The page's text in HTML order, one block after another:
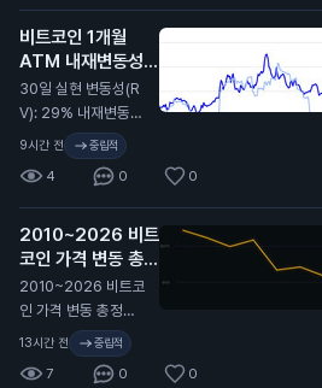
만 달러까지 떡락했었
지. 무슨 뜻인지 알
지…
비트코인 1개월
ATM 내재변동성
(IV): 32%
N
30일 실현 변동성(R
V): 29% 내재변동성
이 실현 대비 2.4포인
트 높게 형성돼 있고,
지난 2년 기준 대략 4
6퍼센타일 구간. 극단
적이진 않지만 옵션
시장은 여전히 최근
비트코인이 보여준 것
보다 더 큰 움직임을
프라이싱 중. 여기서
실현 변동성이 따라
올라갈까, 아니면 내
9시간 전 중립적
4 0 0
2010~2026 비트
코인 가격 변동 총정
리 🫡
N
2010~2026 비트코
인 가격 변동 총정리
🫡
13시간 전 중립적
7 0 0